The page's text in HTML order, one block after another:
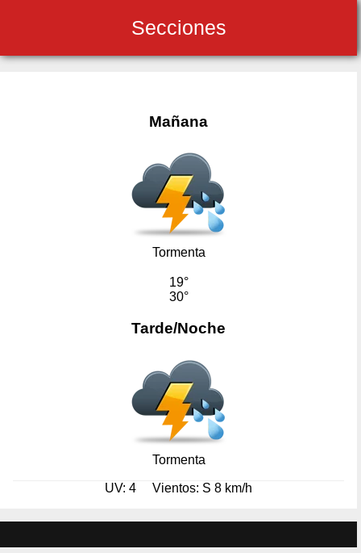
Secciones
Mañana
Tormenta
19°
30°
Tarde/Noche
Tormenta
UV: 4 Vientos: S 8 km/h